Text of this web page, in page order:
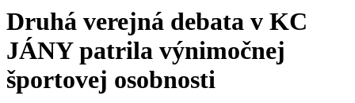
Druhá verejná debata v KC
JÁNY patrila výnimočnej
športovej osobnosti